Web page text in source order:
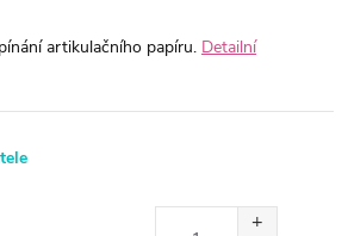
artikulačního papíru. Detailní